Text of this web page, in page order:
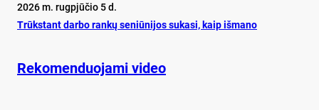
2026 m. rugpjūčio 5 d.
Trūks­tant dar­bo ran­kų se­niū­ni­jos su­ka­si, kaip iš­ma­no
Rekomenduojami video